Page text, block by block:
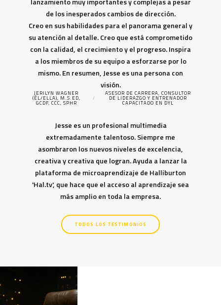
de los inesperados cambios de dirección.
Creo en sus habilidades para el panorama general y
su atención al detalle. Creo que está comprometido
con la calidad, el crecimiento y el progreso. Inspira
a los miembros de su equipo a esforzarse por lo
mismo. En resumen, Jesse es una persona con
visión.
JERILYN WAGNER
(ÉL/ELLA), M.S.ED,
GCDF, CCC, SPHR
/
ASESOR DE CARRERA, CONSULTOR
DE LIDERAZGO Y ENTRENADOR
CAPACITADO EN DYL
Jesse es un profesional multimedia
extremadamente talentoso. Siempre me
asombraron los nuevos niveles de excelencia,
creativa y creativa que logran. Ayuda a lanzar la
plataforma de microaprendizaje de Halliburton
'Hal.tv', que hace que el acceso al aprendizaje sea
más amplio en toda la empresa.
TODOS LOS TESTIMONIOS